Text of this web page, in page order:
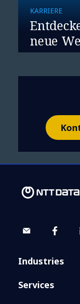
Fokus:
EU-
auf
KARRIERE
neue
Industries
Services